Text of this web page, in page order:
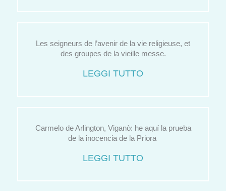
Les seigneurs de l’avenir de la vie religieuse, et
des groupes de la vieille messe.
LEGGI TUTTO
Carmelo de Arlington, Viganò: he aquí la prueba
de la inocencia de la Priora
LEGGI TUTTO